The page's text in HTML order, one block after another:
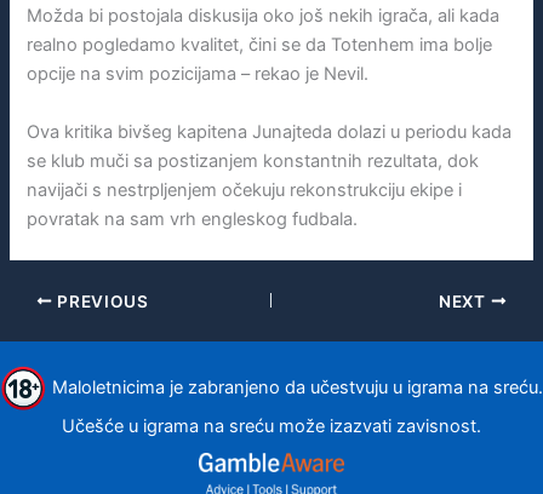
Možda bi postojala diskusija oko još nekih igrača, ali kada
realno pogledamo kvalitet, čini se da Totenhem ima bolje
opcije na svim pozicijama – rekao je Nevil.
Ova kritika bivšeg kapitena Junajteda dolazi u periodu kada
se klub muči sa postizanjem konstantnih rezultata, dok
navijači s nestrpljenjem očekuju rekonstrukciju ekipe i
povratak na sam vrh engleskog fudbala.
PREVIOUS NEXT
Maloletnicima je zabranjeno da učestvuju u igrama na sreću.
Učešće u igrama na sreću može izazvati zavisnost.